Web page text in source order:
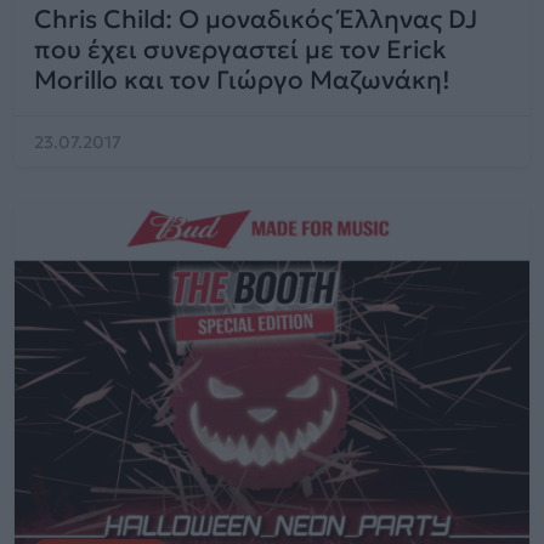
Chris Child: Ο μοναδικός Έλληνας DJ
που έχει συνεργαστεί με τον Erick
Morillo και τον Γιώργο Μαζωνάκη!
23.07.2017